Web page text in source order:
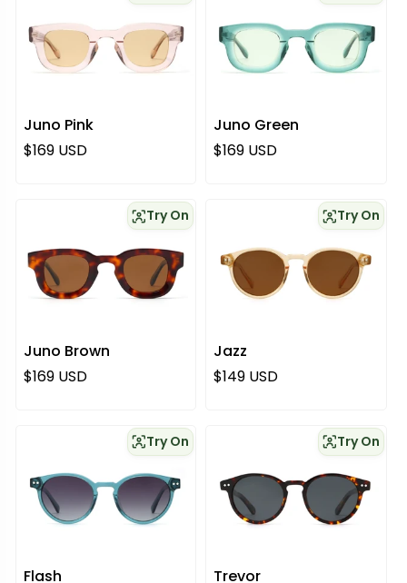
Juno Pink
Normaali hinta
$169 USD
Juno Green
Normaali hinta
$169 USD
Juno Brown
Try On
Normaali hinta
$169 USD
Jazz
Try On
Normaali hinta
$149 USD
Flash
Try On
Trevor
Try On